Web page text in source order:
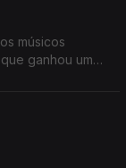
músicos
ganhou um